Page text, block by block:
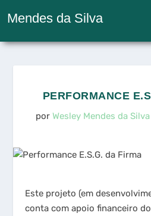
Mendes da Silva
PERFORMANCE
por Wesley Mendes da Silva|
Este projeto (em
conta com apoio financeiro